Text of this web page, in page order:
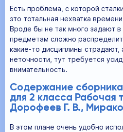
Есть проблема, с которой
это тотальная нехватка
Вроде бы не так много задают
предметам сложно
какие-то дисциплины страдают,
неточности, тут требуется
внимательность.
Содержание
для 2 класса Рабочая
Дорофеев Г. В.,
В этом плане очень удобно